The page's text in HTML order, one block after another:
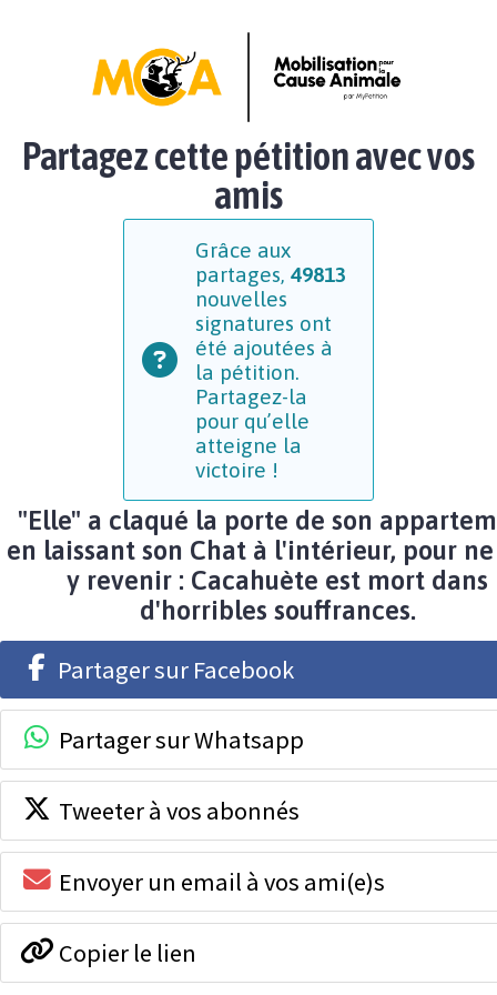
Partagez cette pétition avec vos
amis
Grâce aux
partages, 49813
nouvelles
signatures ont
été ajoutées à
la pétition.
Partagez-la
pour qu’elle
atteigne la
victoire !
"Elle" a claqué la porte de son
en laissant son Chat à l'intérieur, pour
y revenir : Cacahuète est mort dans
d'horribles souffrances.
Partager sur Facebook
Partager sur Whatsapp
Tweeter à vos abonnés
Envoyer un email à vos ami(e)s
Copier le lien